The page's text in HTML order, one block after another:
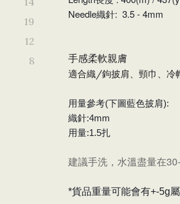
19
12
8
Needle織針: 3.5 - 4mm
手感柔軟親膚
適合織/鉤披肩、頸巾、冷
用量參考(下圖藍色披肩):
織針:4mm
用量:1.5扎
建議手洗，水溫盡量在
*貨品重量可能會有+-5g